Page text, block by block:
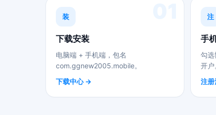
装
下载安装
电脑端 + 手机端，包名
com.ggnew2005.mobile。
下载中心 →
注
手
勾
开户
注